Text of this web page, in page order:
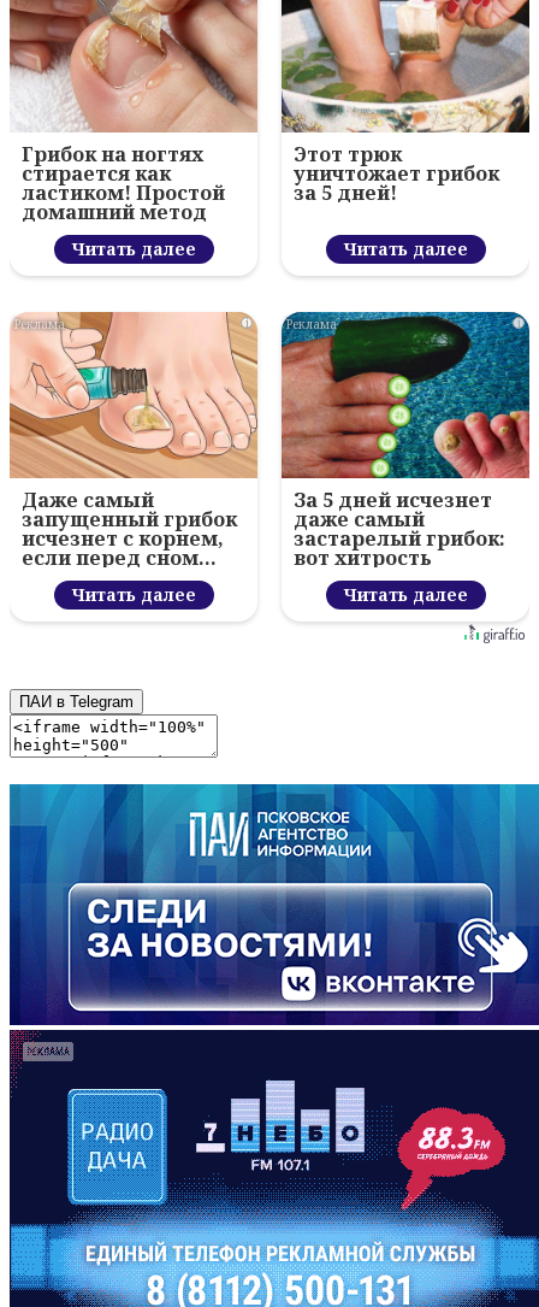
Грибок на ногтях
стирается как
ластиком! Простой
домашний метод
Читать далее
Этот трюк
уничтожает грибок
за 5 дней!
Читать далее
i
Даже самый
запущенный грибок
исчезнет с корнем,
если перед сном…
Читать далее
i
За 5 дней исчезнет
даже самый
застарелый грибок:
вот хитрость
Читать далее
ПАИ в Telegram